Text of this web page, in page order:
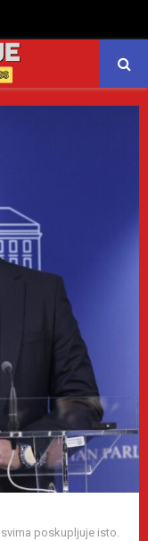
poskupljuje isto.